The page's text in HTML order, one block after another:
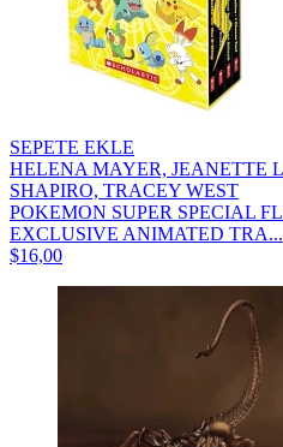
SEPETE EKLE
HELENA MAYER, JEANETTE
SHAPIRO, TRACEY WEST
POKEMON SUPER SPECIAL
EXCLUSIVE ANIMATED TRA...
$16,00